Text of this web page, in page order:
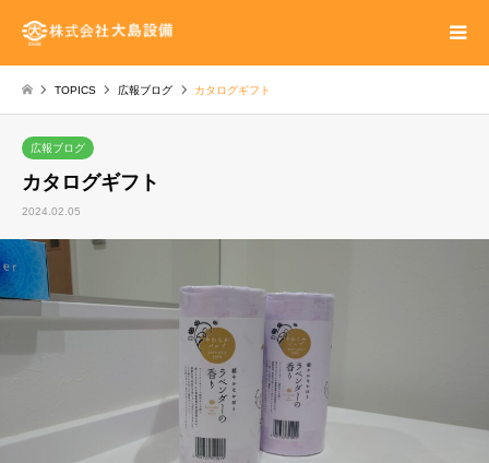
TOPICS 広報ブログ カタログギフト
広報ブログ
カタログギフト
2024.02.05